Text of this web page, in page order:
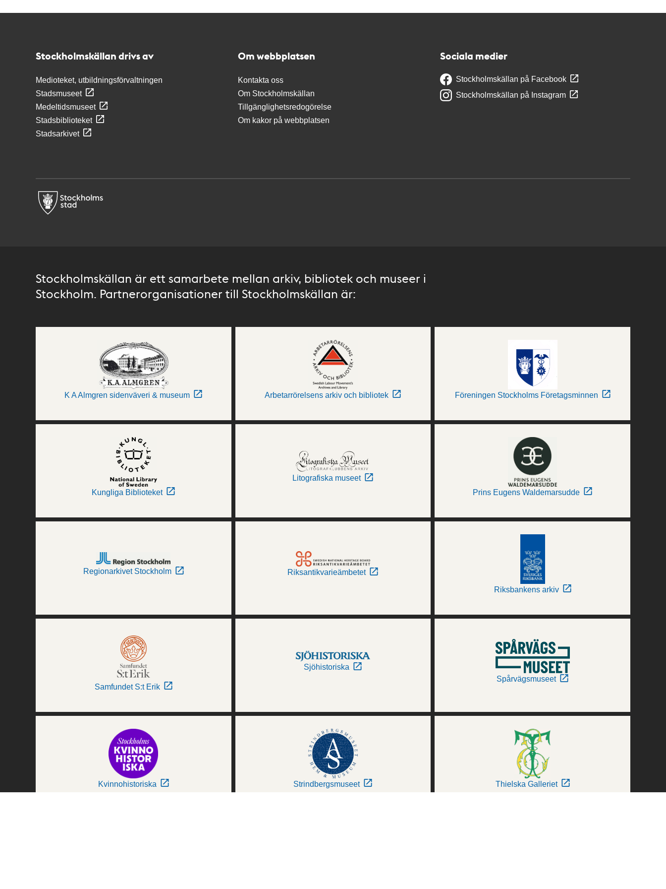
Stockholmskällan drivs av
Medioteket, utbildningsförvaltningen
Stadsmuseet
Medeltidsmuseet
Stadsbiblioteket
Stadsarkivet
Om webbplatsen
Kontakta oss
Om Stockholmskällan
Tillgänglighetsredogörelse
Om kakor på webbplatsen
Sociala medier
Stockholmskällan på Facebook
Stockholmskällan på Instagram
Stockholmskällan är ett samarbete mellan arkiv, bibliotek och museer i
Stockholm. Partnerorganisationer till Stockholmskällan är:
K A Almgren sidenväveri & museum Arbetarrörelsens arkiv och bibliotek Föreningen Stockholms Företagsminnen
Kungliga Biblioteket
Litografiska museet
Prins Eugens Waldemarsudde
Regionarkivet Stockholm Riksantikvarieämbetet
Riksbankens arkiv
Samfundet S:t Erik
Sjöhistoriska
Spårvägsmuseet
Kvinnohistoriska Strindbergsmuseet Thielska Galleriet